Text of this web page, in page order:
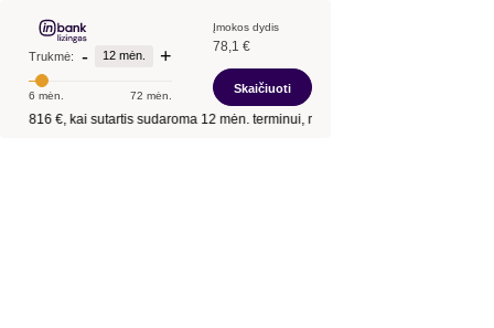
Trukmė: - 12 mėn. +
6 mėn. 72 mėn.
Įmokos dydis
78,1 €
Skaičiuoti
816 €, kai sutartis sudaroma12 mėn.terminui, metinė palūkanų norma –